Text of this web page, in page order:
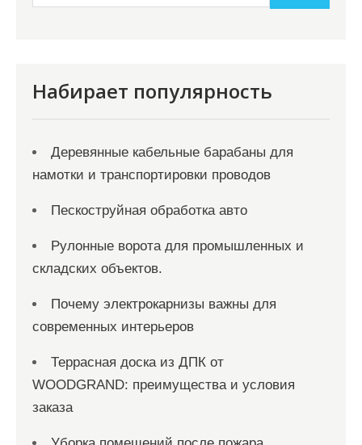
Набирает популярность
Деревянные кабельные барабаны для
намотки и транспортировки проводов
Пескоструйная обработка авто
Рулонные ворота для промышленных и
складских объектов.
Почему электрокарнизы важны для
современных интерьеров
Террасная доска из ДПК от
WOODGRAND: преимущества и условия
заказа